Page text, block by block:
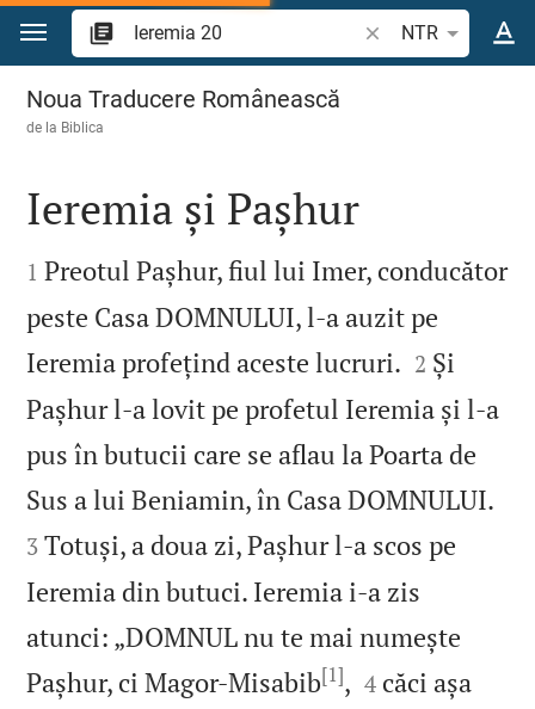
Sari la conținut
Căutați un verset
NTR
Ieremia 20
Noua Traducere Românească
de la Biblica

Ieremia și Pașhur

1 Preotul Pașhur, fiul lui Imer, conducător
peste Casa DOMNULUI, l‑a auzit pe
Ieremia profețind aceste lucruri. 

2 Și
Pașhur l‑a lovit pe profetul Ieremia și l‑a
pus în butucii care se aflau la Poarta de
Sus a lui Beniamin, în Casa DOMNULUI.
3 Totuși, a doua zi, Pașhur l‑a scos pe
Ieremia din butuci. Ieremia i‑a zis
atunci: „DOMNUL nu te mai numește
Pașhur, ci Magor-Misabib[1], 

4 căci așa